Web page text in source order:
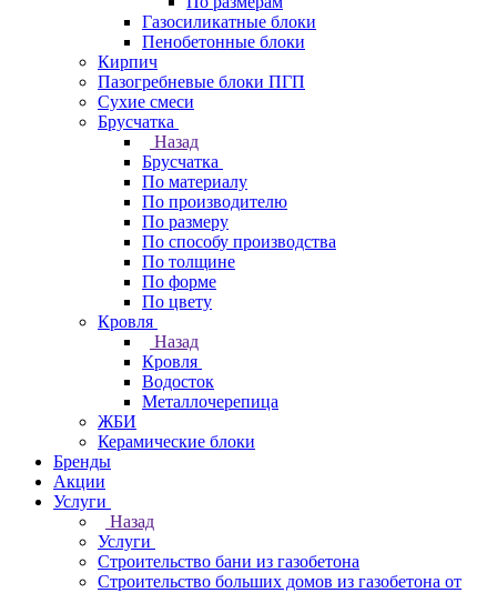
Газосиликатные блоки
Пенобетонные блоки
Кирпич
Пазогребневые блоки ПГП
Сухие смеси
Брусчатка
Назад
Брусчатка
По материалу
По производителю
По размеру
По способу производства
По толщине
По форме
По цвету
Кровля
Назад
Кровля
Водосток
Металлочерепица
ЖБИ
Керамические блоки
Бренды
Акции
Услуги
Назад
Услуги
Строительство бани из газобетона
Строительство больших домов из газобетона от